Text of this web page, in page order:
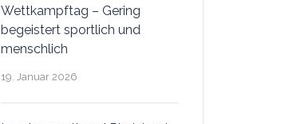
Wettkampftag – Gering
begeistert sportlich und
menschlich
19. Januar 2026